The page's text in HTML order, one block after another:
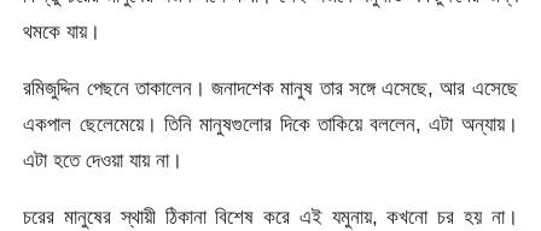
থমকে যায়।
রমিজুদ্দিন পেছনে তাকালেন। জনাদশেক মানুষ তার সঙ্গে এসেছে, আর এসেছে
একপাল ছেলেমেয়ে। তিনি মানুষগুলোর দিকে তাকিয়ে বললেন, এটা অন্যায়।
এটা হতে দেওয়া যায় না।
চরের মানুষের স্থায়ী ঠিকানা বিশেষ করে এই যমুনায়, কখনো চর হয় না।